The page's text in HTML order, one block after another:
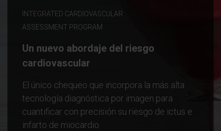
INTEGRATED CARDIOVASCULAR
ASSESSMENT PROGRAM
Un nuevo abordaje del riesgo
cardiovascular
El único chequeo que incorpora la más alta
tecnología diagnóstica por imagen para
cuantificar con precisión su riesgo de ictus e
infarto de miocardio.